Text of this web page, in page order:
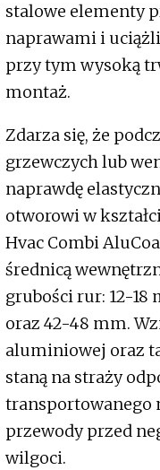
stalowe elementy
naprawami i
przy tym wysoką
montaż.
Zdarza się, że
grzewczych lub
naprawdę
otworowi w
Hvac Combi
średnicą
grubości rur: 12-18
oraz 42-48 mm.
aluminiowej oraz
staną na straży
transportowanego
przewody przed
wilgoci.